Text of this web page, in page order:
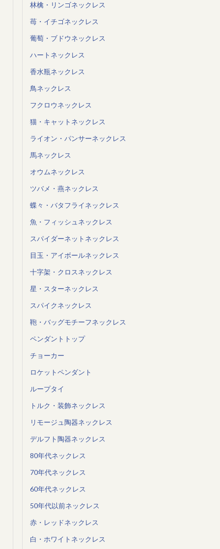
林檎・リンゴネックレス
苺・イチゴネックレス
葡萄・ブドウネックレス
ハートネックレス
香水瓶ネックレス
鳥ネックレス
フクロウネックレス
猫・キャットネックレス
ライオン・パンサーネックレス
馬ネックレス
オウムネックレス
ツバメ・燕ネックレス
蝶々・バタフライネックレス
魚・フィッシュネックレス
スパイダーネットネックレス
目玉・アイボールネックレス
十字架・クロスネックレス
星・スターネックレス
スパイクネックレス
鞄・バッグモチーフネックレス
ペンダントトップ
チョーカー
ロケットペンダント
ループタイ
トルク・装飾ネックレス
リモージュ陶器ネックレス
デルフト陶器ネックレス
80年代ネックレス
70年代ネックレス
60年代ネックレス
50年代以前ネックレス
赤・レッドネックレス
白・ホワイトネックレス